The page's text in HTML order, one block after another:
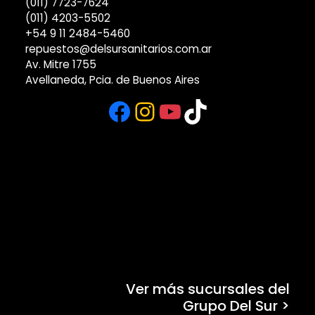
(011) 4203-5502
+54 9 11 2484-5460
repuestos@delsursanitarios.com.ar
Av. Mitre 1755
Avellaneda, Pcia. de Buenos Aires
Facebook
Instagram
YouTube
TikTok
Ver más sucursales del
Grupo Del Sur >